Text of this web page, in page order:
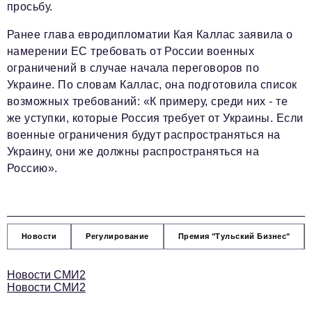
просьбу.
Ранее глава евродипломатии Кая Каллас заявила о
намерении ЕС требовать от России военных
ограничений в случае начала переговоров по
Украине. По словам Каллас, она подготовила список
возможных требований: «К примеру, среди них - те
же уступки, которые Россия требует от Украины. Если
военные ограничения будут распространяться на
Украину, они же должны распространяться на
Россию».
Новости Регулирование Премия "Тульский Бизнес"
Новости СМИ2
Новости СМИ2